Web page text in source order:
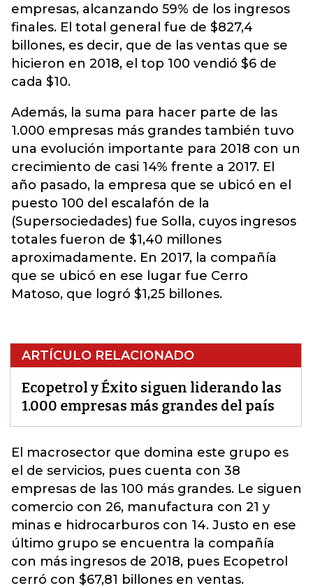
empresas, alcanzando 59% de los ingresos
finales. El total general fue de $827,4
billones, es decir, que de las ventas que se
hicieron en 2018, el top 100 vendió $6 de
cada $10.
Además, la suma para hacer parte de las
1.000 empresas más grandes también tuvo
una evolución importante para 2018 con un
crecimiento de casi 14% frente a 2017. El
año pasado, la empresa que se ubicó en el
puesto 100 del escalafón de la
(Supersociedades) fue Solla, cuyos ingresos
totales fueron de $1,40 millones
aproximadamente. En 2017, la compañía
que se ubicó en ese lugar fue Cerro
Matoso, que logró $1,25 billones.
ARTÍCULO RELACIONADO
Ecopetrol y Éxito siguen liderando las
1.000 empresas más grandes del país
El macrosector que domina este grupo es
el de servicios, pues cuenta con 38
empresas de las 100 más grandes. Le siguen
comercio con 26, manufactura con 21 y
minas e hidrocarburos con 14. Justo en ese
último grupo se encuentra la compañía
con más ingresos de 2018, pues Ecopetrol
cerró con $67,81 billones en ventas.